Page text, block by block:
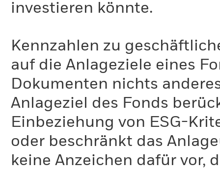
investieren könnte.
Kennzahlen zu
auf die Anlageziele eines
Dokumenten nichts
Anlageziel des Fonds
Einbeziehung von ESG-
oder beschränkt das
keine Anzeichen dafür vor,